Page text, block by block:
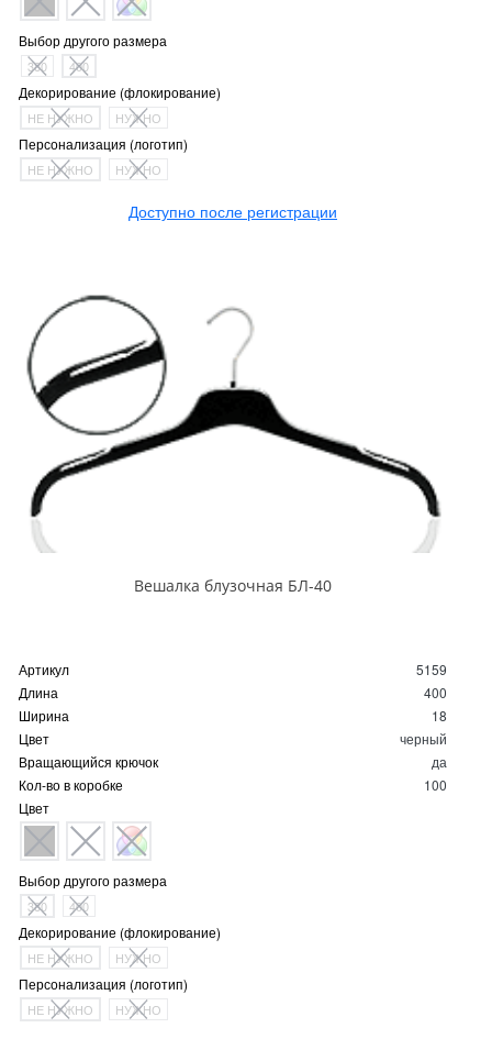
Выбор другого размера
380 400
Декорирование (флокирование)
НЕ НУЖНО НУЖНО
Персонализация (логотип)
НЕ НУЖНО НУЖНО
Доступно после регистрации
Вешалка блузочная БЛ-40
Артикул
5159
Длина
400
Ширина
18
Цвет
черный
Вращающийся крючок
да
Кол-во в коробке
100
Цвет
Выбор другого размера
380 400
Декорирование (флокирование)
НЕ НУЖНО НУЖНО
Персонализация (логотип)
НЕ НУЖНО НУЖНО